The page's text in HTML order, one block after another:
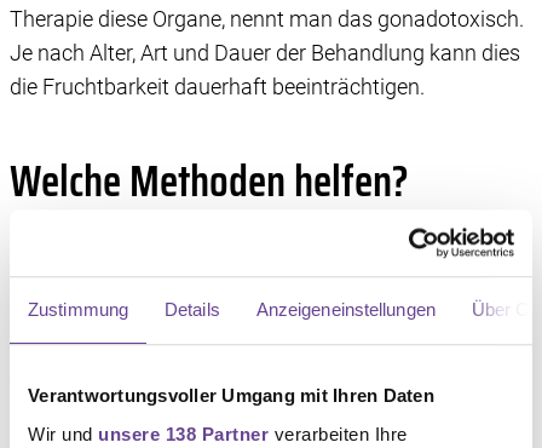
Zustimmung Details Anzeigeneinstellungen Über
Verantwortungsvoller Umgang mit Ihren Daten
Wir und unsere 138 Partner verarbeiten Ihre
Therapie diese Organe, nennt man das gonadotoxisch.
Je nach Alter, Art und Dauer der Behandlung kann dies
die Fruchtbarkeit dauerhaft beeinträchtigen.
Welche Methoden helfen?
Für Frauen gibt es heute bewährte Möglichkeiten: Das
Einfrieren von Eizellen (Kryokonservierung) ist die
gängigste Methode, dauert etwa zwei Wochen und ist
auch bei hormonabhängigen Tumoren möglich.
Eierstock vor einer Beckenbestrahlung aus dem
Strahlenfeld verlagert werden. Für Männer ist die